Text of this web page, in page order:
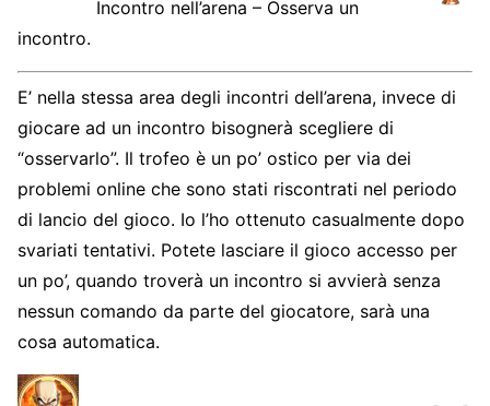
Incontro nell’arena – Osserva un
incontro.
E’ nella stessa area degli incontri dell’arena, invece di
giocare ad un incontro bisognerà scegliere di
“osservarlo”. Il trofeo è un po’ ostico per via dei
problemi online che sono stati riscontrati nel periodo
di lancio del gioco. Io l’ho ottenuto casualmente dopo
svariati tentativi. Potete lasciare il gioco accesso per
un po’, quando troverà un incontro si avvierà senza
nessun comando da parte del giocatore, sarà una
cosa automatica.